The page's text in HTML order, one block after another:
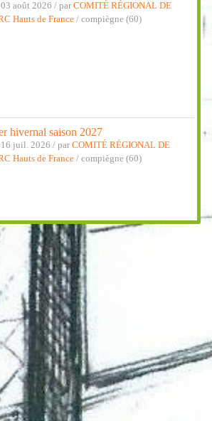
août 2026 / parCOMITÉ RÉGIONAL DE
Hauts de France / compiègne (60)
hivernal saison 2027
16 juil. 2026 / parCOMITÉ RÉGIONAL DE
Hauts de France / compiègne (60)